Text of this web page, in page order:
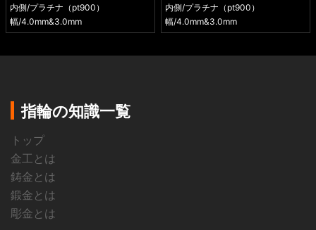
内側/プラチナ（pt900）
幅/4.0mm&3.0mm
内側/プラチナ（pt900）
幅/4.0mm&3.0mm
指輪の知識一覧
トップ
金工とは
鋳金とは
鍛金とは
彫金とは